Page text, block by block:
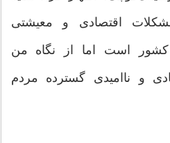
اقتصادی و معیشتی
کشور است اما از نگاه من
و ناامیدی گسترده مردم